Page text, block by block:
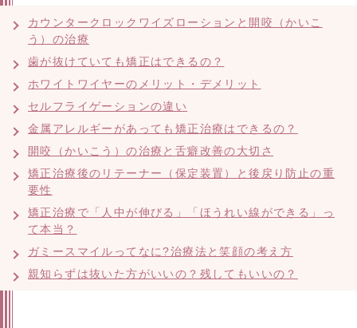
カウンタークロックワイズローションと開咬（かいこ
う）の治療
歯が抜けていても矯正はできるの？
ホワイトワイヤーのメリット・デメリット
セルフライゲーションの違い
金属アレルギーがあっても矯正治療はできるの？
開咬（かいこう）の治療と舌癖改善の大切さ
矯正治療後のリテーナー（保定装置）と後戻り防止の重
要性
矯正治療で「人中が伸びる」「ほうれい線ができる」っ
て本当？
ガミースマイルってなに?治療法と笑顔の考え方
親知らずは抜いた方がいいの？残してもいいの？